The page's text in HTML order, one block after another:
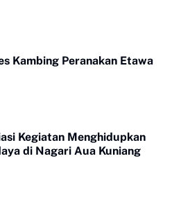
Kambing Peranakan Etawa
Kegiatan Menghidupkan
di Nagari Aua Kuniang